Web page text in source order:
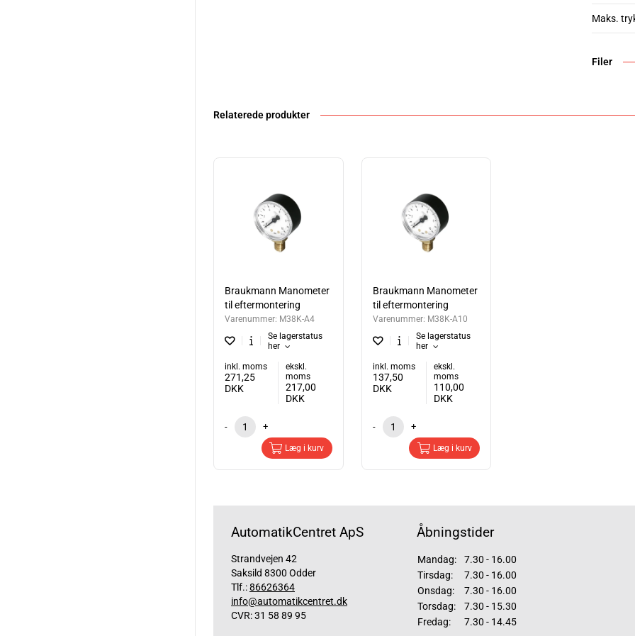
Maks.
Filer
Relaterede produkter
Braukmann Manometer
til eftermontering
Varenummer: M38K-A4
Se lagerstatus
her
inkl. moms
271,25
DKK
ekskl.
moms
217,00
DKK
- +
Læg i kurv
Braukmann Manometer
til eftermontering
Varenummer: M38K-A10
Se lagerstatus
her
inkl. moms
137,50
DKK
ekskl.
moms
110,00
DKK
- +
Læg i kurv
AutomatikCentret ApS
Strandvejen 42
Saksild 8300 Odder
Tlf.:86626364
info@automatikcentret.dk
CVR: 31 58 89 95
Åbningstider
Mandag:
7.30 - 16.00
Tirsdag:
7.30 - 16.00
Onsdag:
7.30 - 16.00
Torsdag:
7.30 - 15.30
Fredag:
7.30 - 14.45